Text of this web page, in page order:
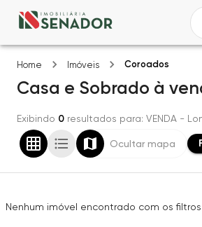
Home Imóveis Coroados
Casa e Sobrado à
Exibindo 0 resultados para: VENDA -
Ocultar mapa
Nenhum imóvel encontrado com os